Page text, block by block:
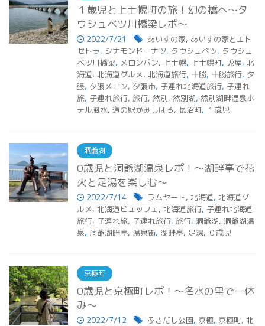
１歳児と上士幌町の旅！幻の橋へ～タ
ウシュベツ川橋梁レポ～
2022/7/21 あいすの家, あいすの家とエト
セトラ, シナモンドーナツ, タウシュベツ, タウシュ
ベツ川橋梁, メロンパン, 上士幌, 上士幌町, 兎屋, 北
海道, 北海道グルメ, 北海道旅行, 十勝, 十勝旅行, 夕
張, 夕張メロン, 夕張市, 子連れ北海道旅行, 子連れ
旅, 子連れ旅行, 旅行, 然別, 然別湖, 然別湖畔温泉ホ
テル風水, 道の駅かみしほろ, 長沼町, １歳児
洞爺湖
0歳児と洞爺湖温泉レポ！～湖畔亭で花
火と足湯を楽しむ～
2022/7/14 ラムヤート, 北海道, 北海道グ
ルメ, 北海道ビュッフェ , 北海道旅行, 子連れ北海道
旅行, 子連れ旅, 子連れ旅行, 旅行, 洞爺湖, 洞爺湖温
泉, 洞爺湖畔亭, 温泉街, 湖畔亭, 足湯, ０歳児
京極町
0歳児と京極町レポ！～名水の里で一休
み～
2022/7/12 ふきだし公園, 京極, 京極町, 北